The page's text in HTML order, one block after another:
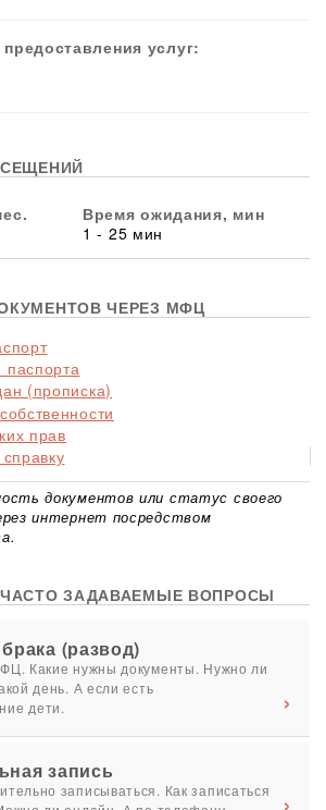
услуг:
Время ожидания, мин
1 - 25 мин
ЧЕРЕЗ МФЦ
(прописка)
прав
документов или статус своего
интернет посредством
ЗАДАВАЕМЫЕ ВОПРОСЫ
(развод)
Какие нужны документы. Нужно ли
день. А если есть
дети.
запись
записываться. Как записаться